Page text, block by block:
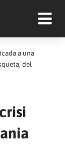
a una
del